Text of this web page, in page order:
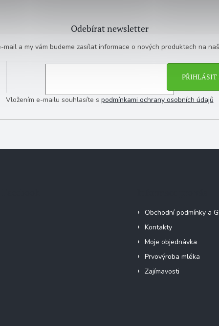
v
ý
i
s
u
Odebírat newsletter
mail a my vám budeme zasílat informace o nových produktech na
Vložením e-mailu souhlasíte s podmínkami ochrany osobních údajů
PŘIHLÁSIT
Obchodní podmínky a
Kontakty
Moje objednávka
Prvovýroba mléka
Zajímavosti